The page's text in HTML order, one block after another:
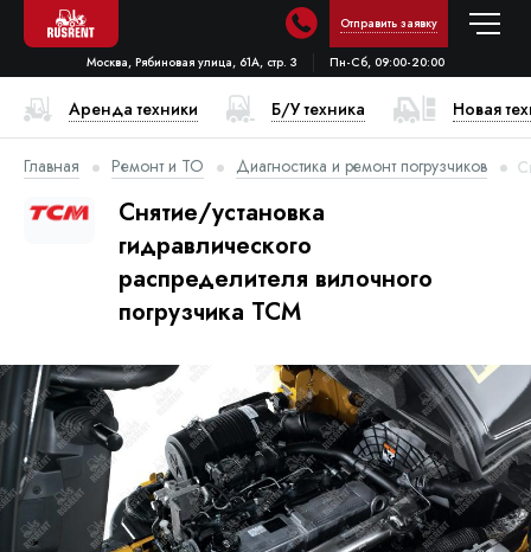
Отправить заявку
Москва, Рябиновая улица, 61А, стр. 3 Пн-Сб, 09:00-20:00
Аренда техники Б/У техника Новая
Главная Ремонт и ТО Диагностика и ремонт погрузчиков
Снятие/установка
гидравлического
распределителя вилочного
погрузчика TCM